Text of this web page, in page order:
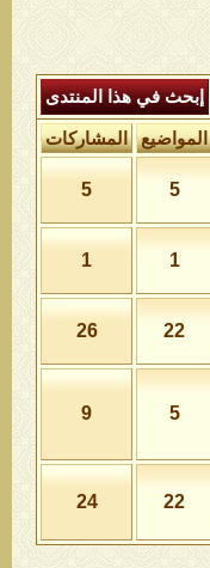
إبحث في هذا المنتدى
المواضيع المشاركات
5
5
1
1
22
26
5
9
22
24